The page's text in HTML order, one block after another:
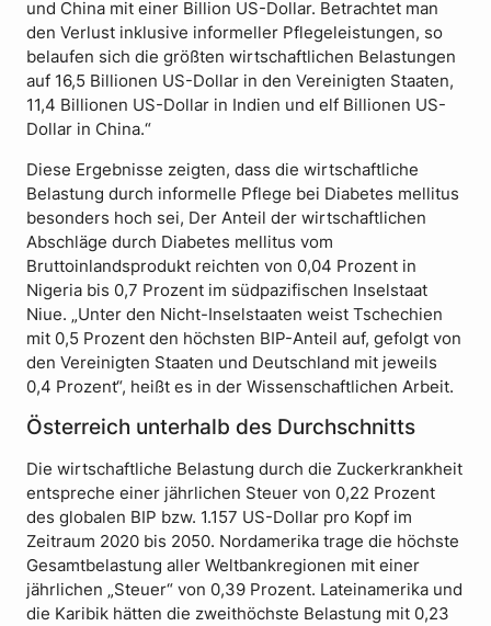
und China mit einer Billion US-Dollar. Betrachtet man
den Verlust inklusive informeller Pflegeleistungen, so
belaufen sich die größten wirtschaftlichen Belastungen
auf 16,5 Billionen US-Dollar in den Vereinigten Staaten,
11,4 Billionen US-Dollar in Indien und elf Billionen US-
Dollar in China.“
Diese Ergebnisse zeigten, dass die wirtschaftliche
Belastung durch informelle Pflege bei Diabetes mellitus
besonders hoch sei, Der Anteil der wirtschaftlichen
Abschläge durch Diabetes mellitus vom
Bruttoinlandsprodukt reichten von 0,04 Prozent in
Nigeria bis 0,7 Prozent im südpazifischen Inselstaat
Niue. „Unter den Nicht-Inselstaaten weist Tschechien
mit 0,5 Prozent den höchsten BIP-Anteil auf, gefolgt von
den Vereinigten Staaten und Deutschland mit jeweils
0,4 Prozent“, heißt es in der Wissenschaftlichen Arbeit.
Österreich unterhalb des Durchschnitts
Die wirtschaftliche Belastung durch die Zuckerkrankheit
entspreche einer jährlichen Steuer von 0,22 Prozent
des globalen BIP bzw. 1.157 US-Dollar pro Kopf im
Zeitraum 2020 bis 2050. Nordamerika trage die höchste
Gesamtbelastung aller Weltbankregionen mit einer
jährlichen „Steuer“ von 0,39 Prozent. Lateinamerika und
die Karibik hätten die zweithöchste Belastung mit 0,23